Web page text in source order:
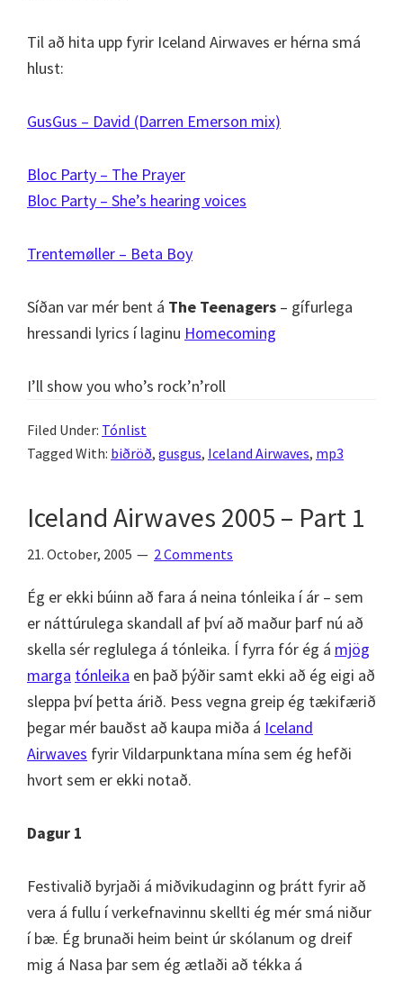
Til að hita upp fyrir Iceland Airwaves er hérna smá
hlust:
GusGus – David (Darren Emerson mix)
Bloc Party – The Prayer
Bloc Party – She’s hearing voices
Trentemøller – Beta Boy
Síðan var mér bent á The Teenagers – gífurlega
hressandi lyrics í laginu Homecoming
I’ll show you who’s rock’n’roll
Filed Under: Tónlist
Tagged With: biðröð, gusgus, Iceland Airwaves, mp3
Iceland Airwaves 2005 – Part 1
21. October, 2005 2 Comments
Ég er ekki búinn að fara á neina tónleika í ár – sem
er náttúrulega skandall af því að maður þarf nú að
skella sér reglulega á tónleika. Í fyrra fór ég á mjög
marga tónleika en það þýðir samt ekki að ég eigi að
sleppa því þetta árið. Þess vegna greip ég tækifærið
þegar mér bauðst að kaupa miða á Iceland
Airwaves fyrir Vildarpunktana mína sem ég hefði
hvort sem er ekki notað.
Dagur 1
Festivalið byrjaði á miðvikudaginn og þrátt fyrir að
vera á fullu í verkefnavinnu skellti ég mér smá niður
í bæ. Ég brunaði heim beint úr skólanum og dreif
mig á Nasa þar sem ég ætlaði að tékka á